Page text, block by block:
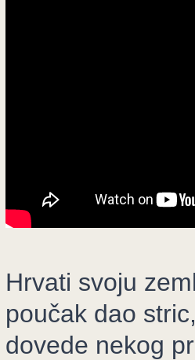
Hrvati svoju
poučak dao
dovede nekog